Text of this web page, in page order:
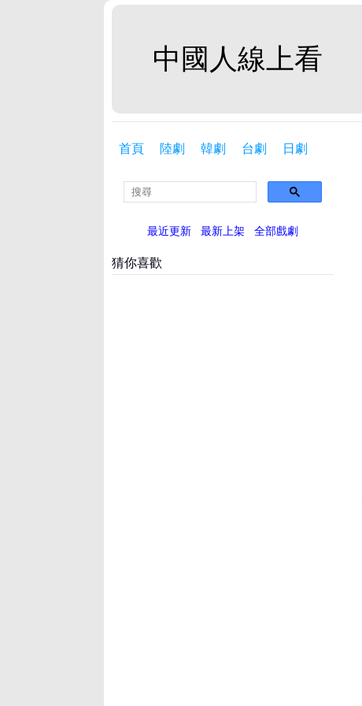
中國人線上看
首頁 陸劇 韓劇 台劇 日劇
最近更新 最新上架 全部戲劇
猜你喜歡